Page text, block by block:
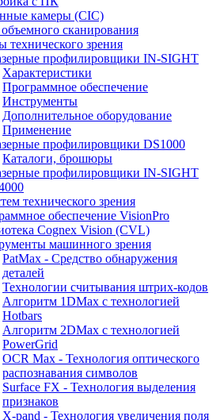
камеры (CIC)
сканирования
технического зрения
профилировщики IN-SIGHT
Характеристики
Программное обеспечение
Инструменты
Дополнительное оборудование
Применение
профилировщики DS1000
Каталоги, брошюры
профилировщики IN-SIGHT
технического зрения
обеспечение VisionPro
Cognex Vision (CVL)
машинного зрения
PatMax - Средство обнаружения
деталей
Технологии считывания штрих-кодов
Алгоритм 1DMax с технологией
Hotbars
Алгоритм 2DMax с технологией
PowerGrid
OCR Max - Технология оптического
распознавания символов
Surface FX - Технология выделения
признаков
X-pand - Технология увеличения поля